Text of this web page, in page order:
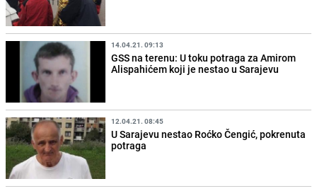
14.04.21. 09:13
GSS na terenu: U toku potraga za Amirom
Alispahićem koji je nestao u Sarajevu
12.04.21. 08:45
U Sarajevu nestao Roćko Čengić, pokrenuta
potraga